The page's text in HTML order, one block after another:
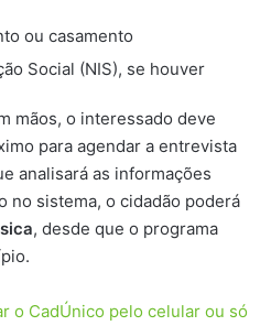
ou casamento
Social (NIS), se houver
mãos, o interessado deve
para agendar a entrevista
analisará as informações
no sistema, o cidadão poderá
, desde que o programa
o CadÚnico pelo celular ou só